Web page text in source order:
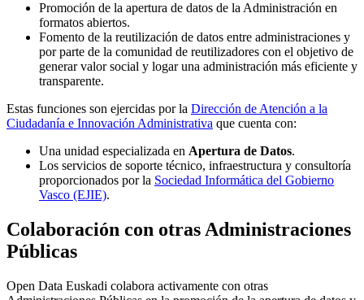
Promoción de la apertura de datos de la Administración en
formatos abiertos.
Fomento de la reutilización de datos entre administraciones y
por parte de la comunidad de reutilizadores con el objetivo de
generar valor social y logar una administración más eficiente y
transparente.
Estas funciones son ejercidas por la Dirección de Atención a la
Ciudadanía e Innovación Administrativa que cuenta con:
Una unidad especializada en Apertura de Datos.
Los servicios de soporte técnico, infraestructura y consultoría
proporcionados por la Sociedad Informática del Gobierno
Vasco (EJIE).
Colaboración con otras Administraciones
Públicas
Open Data Euskadi colabora activamente con otras